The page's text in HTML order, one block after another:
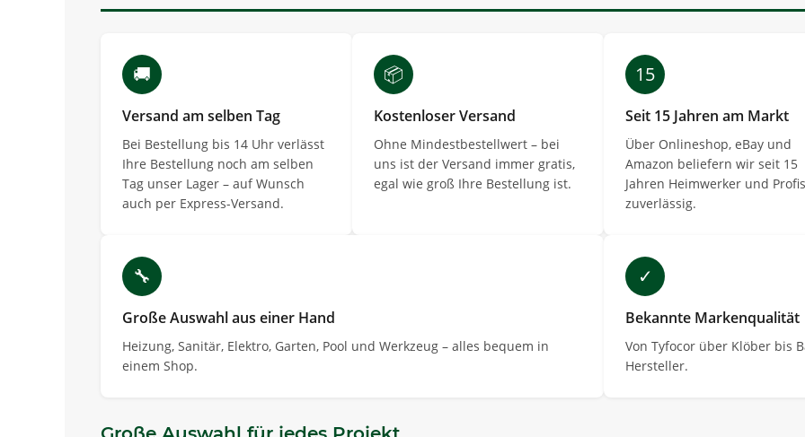
🚚
Versand am selben Tag
Bei Bestellung bis 14 Uhr verlässt
Ihre Bestellung noch am selben
Tag unser Lager – auf Wunsch
auch per Express-Versand.
📦
Kostenloser Versand
Ohne Mindestbestellwert – bei
uns ist der Versand immer gratis,
egal wie groß Ihre Bestellung ist.
15
Seit 15 Jahren am Markt
Über Onlineshop, eBay und
Amazon beliefern wir seit 15
Jahren Heimwerker und Profis
zuverlässig.
🔧
Große Auswahl aus einer Hand
Heizung, Sanitär, Elektro, Garten, Pool und Werkzeug – alles bequem in
einem Shop.
✓
Bekannte Markenqualität
Von Tyfocor über Klöber bis
Hersteller.